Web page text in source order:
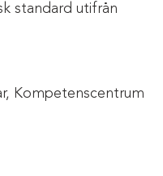
standard utifrån
Kompetenscentrum